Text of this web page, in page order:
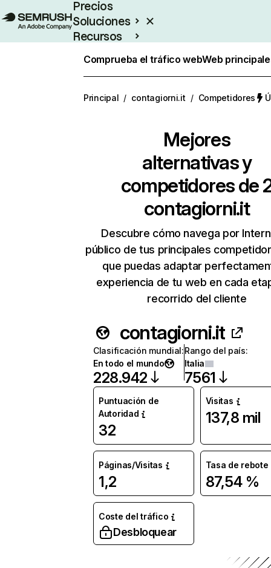
Precios
Soluciones
Recursos
Comprueba el tráfico webWeb
Principal / contagiorni.it / Competidores
Mejores
alternativas y
competidores de
contagiorni.it
Descubre cómo navega por
público de tus principales
que puedas adaptar
experiencia de tu web en cada
recorrido del cliente
contagiorni.it
Clasificación mundial:
En todo el mundo
228.942
Rango del país:
Italia
7561
Puntuación de
Autoridad
32
Visitas
137,8 mil
Páginas/Visitas
1,2
Tasa de rebote
87,54 %
Coste del tráfico
Desbloquear